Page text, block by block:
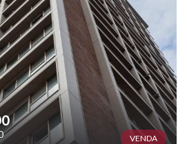
VENDA